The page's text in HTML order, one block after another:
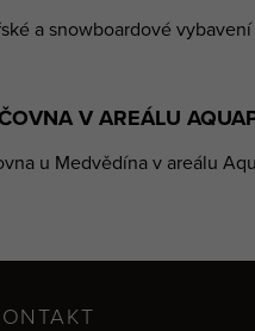
a snowboardové
V AREÁLU
u Medvědína v areálu